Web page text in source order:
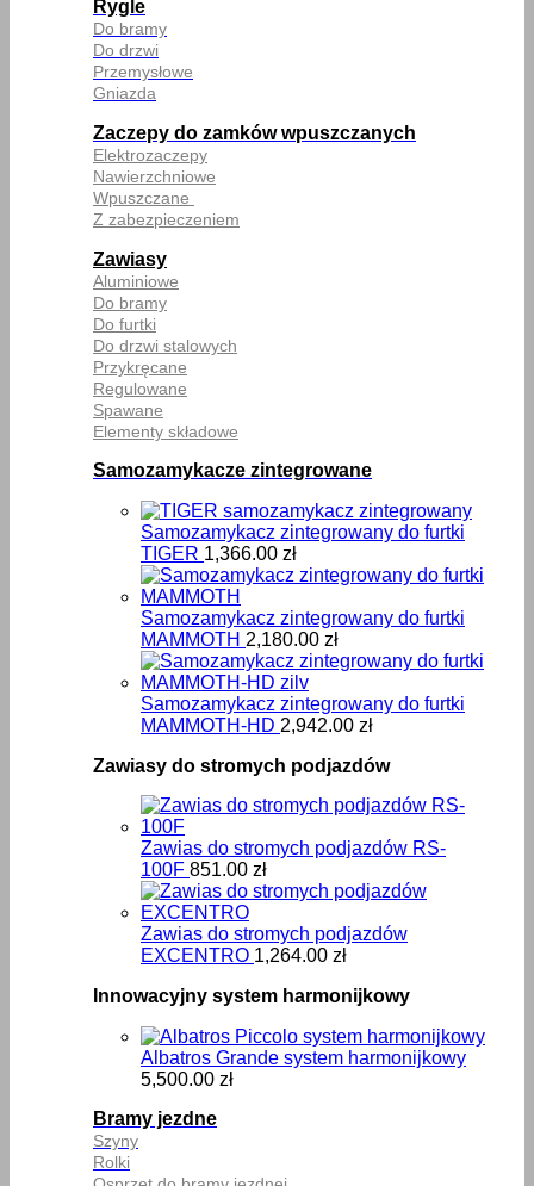
Rygle
Do bramy
Do drzwi
Przemysłowe
Gniazda
Zaczepy do zamków wpuszczanych
Elektrozaczepy
Nawierzchniowe
Wpuszczane
Z zabezpieczeniem
Zawiasy
Aluminiowe
Do bramy
Do furtki
Do drzwi stalowych
Przykręcane
Regulowane
Spawane
Elementy składowe
Samozamykacze zintegrowane
Samozamykacz zintegrowany do furtki
TIGER 1,366.00 zł
Samozamykacz zintegrowany do furtki
MAMMOTH 2,180.00 zł
Samozamykacz zintegrowany do furtki
MAMMOTH-HD 2,942.00 zł
Zawiasy do stromych podjazdów
Zawias do stromych podjazdów RS-
100F 851.00 zł
Zawias do stromych podjazdów
EXCENTRO 1,264.00 zł
Innowacyjny system harmonijkowy
Albatros Grande system harmonijkowy
5,500.00 zł
Bramy jezdne
Szyny
Rolki